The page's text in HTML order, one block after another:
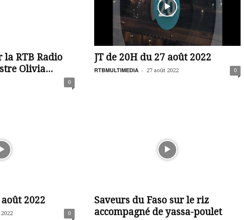
la RTB Radio
Olivia...
0
JT de 20H du 27 août 2022
RTBMULTIMEDIA - 27 août 2022 0
2022
0
Saveurs du Faso sur le riz
accompagné de yassa-poulet